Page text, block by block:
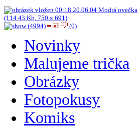
Modrá ovečka
(114.43 Kb, 750 x 691)
(4994)
(0)
Novinky
Malujeme trička
Obrázky
Fotopokusy
Komiks